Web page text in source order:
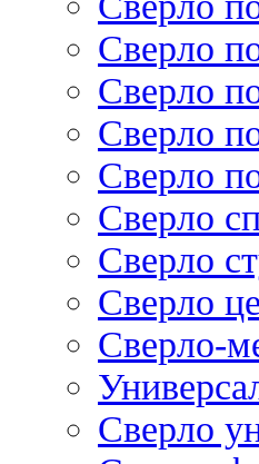
Сверло
Сверло
Сверло
Сверло
Сверло
Сверло
Сверло
Сверло-
Сверло